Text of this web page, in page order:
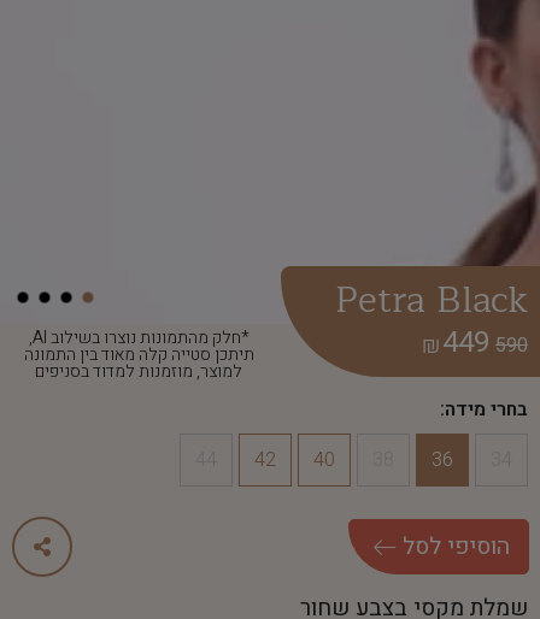
*חלק מהתמונות נוצרו בשילוב AI,
תיתכן סטייה קלה מאוד בין התמונה
למוצר, מוזמנות למדוד בסניפים
Petra Black
590
449
₪
בחרי מידה:
36
40
42
הוסיפי לסל
שמלת מקסי בצבע שחור